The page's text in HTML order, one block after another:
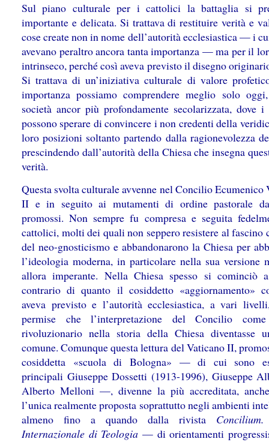
Sul piano culturale per i cattolici la battaglia si
importante e delicata. Si trattava di restituire verità e
cose create non in nome dell’autorità ecclesiastica — i
avevano peraltro ancora tanta importanza — ma per il
intrinseco, perché così aveva previsto il disegno
Si trattava di un’iniziativa culturale di valore
importanza possiamo comprendere meglio solo
società ancor più profondamente secolarizzata, dove
possono sperare di convincere i non credenti della
loro posizioni soltanto partendo dalla ragionevolezza
prescindendo dall’autorità della Chiesa che insegna
verità.
Questa svolta culturale avvenne nel Concilio Ecumenico
II e in seguito ai mutamenti di ordine pastorale
promossi. Non sempre fu compresa e seguita
cattolici, molti dei quali non seppero resistere al fascino
del neo-gnosticismo e abbandonarono la Chiesa per
l’ideologia moderna, in particolare nella sua versione
allora imperante. Nella Chiesa spesso si cominciò
contrario di quanto il cosiddetto «aggiornamento»
aveva previsto e l’autorità ecclesiastica, a vari
permise che l’interpretazione del Concilio
rivoluzionario nella storia della Chiesa diventasse
comune. Comunque questa lettura del Vaticano II,
cosiddetta «scuola di Bologna» — di cui sono
principali Giuseppe Dossetti (1913-1996), Giuseppe
Alberto Melloni —, divenne la più accreditata,
l’unica realmente proposta soprattutto negli ambienti
almeno fino a quando dalla rivista
Internazionale di Teologia — di orientamenti